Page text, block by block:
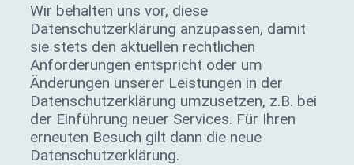
Wir behalten uns vor, diese
Datenschutzerklärung anzupassen, damit
sie stets den aktuellen rechtlichen
Anforderungen entspricht oder um
Änderungen unserer Leistungen in der
Datenschutzerklärung umzusetzen, z.B. bei
der Einführung neuer Services. Für Ihren
erneuten Besuch gilt dann die neue
Datenschutzerklärung.